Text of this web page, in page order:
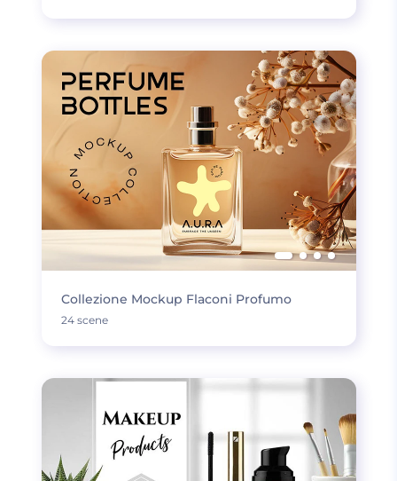
Collezione Mockup Flaconi Profumo
24 scene